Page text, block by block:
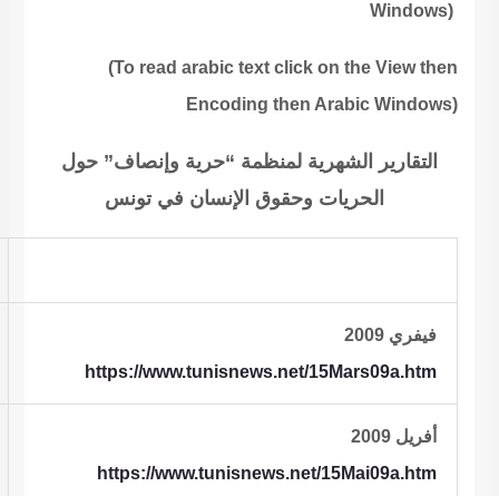
Windows(
(To read arabic text click on the View then
Encoding then Arabic Windows)
التقارير الشهرية لمنظمة “حرية وإنصاف” حول
فيفري 2009
https://www.tunisnews.net/15Mars09a.htm
أفريل 2009
https://www.tunisnews.net/15Mai09a.htm